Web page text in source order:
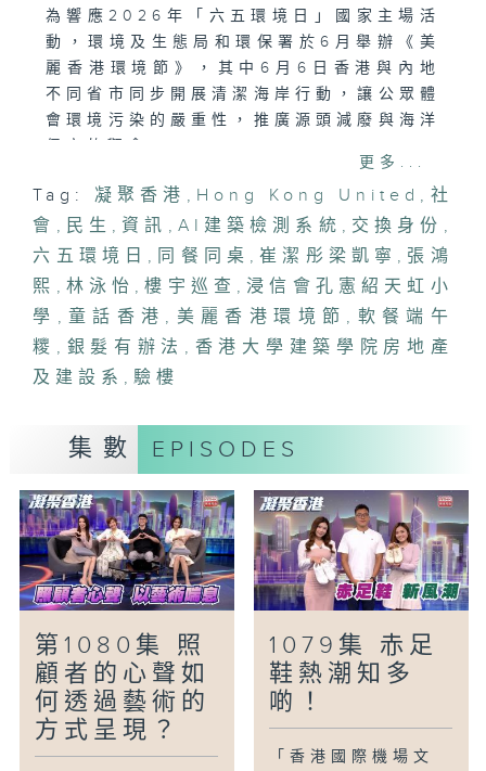
為響應2026年「六五環境日」國家主場活
動，環境及生態局和環保署於6月舉辦《美
麗香港環境節》，其中6月6日香港與內地
不同省市同步開展清潔海岸行動，讓公眾體
會環境污染的嚴重性，推廣源頭減廢與海洋
「驗樓用AI．檢測效率快」
樓宇老化問題為城市帶來安全隱患，傳統檢
查方式耗時費力，難以應付大規模檢測需
求。香港大學團隊新研發AI建築檢測系
縫、混凝土剝落等樓宇缺陷，並生成互動
3D模型輔助了解樓宇狀況，為樓宇巡查開
創新方向。
「銀髮有辦法-「同餐同桌」軟餐端午糭+點
心」
務」的雅膳坊為照顧者和長者提供多種軟
餐，款式包括應節食品糭和點心等，期望有
需要的朋友，例如長者和吞咽困難的人士等
等，能夠與家人同餐同桌，重拾過節的樂
趣。
「童話香港-如果我是.....」
如果可以和其他人交換身份生活一天，小朋
友想最選誰？又會利用這個新身份做甚麽？
更多...
Tag: 凝聚香港 , Hong Kong United , 社
會 , 民生 , 資訊 , AI建築檢測系統 , 交換身份 ,
六五環境日 , 同餐同桌 ,崔潔彤梁凱寧 , 張鴻
熙 , 林泳怡 ,樓宇巡查 ,浸信會孔憲紹天虹小
學 , 童話香港 , 美麗香港環境節 , 軟餐端午
糭 , 銀髮有辦法 , 香港大學建築學院房地產
及建設系 ,驗樓
集數 EPISODES
第1080集 照
顧者的心聲如
何透過藝術的
方式呈現？
1079集 赤足
鞋熱潮知多
啲！
「香港國際機場文